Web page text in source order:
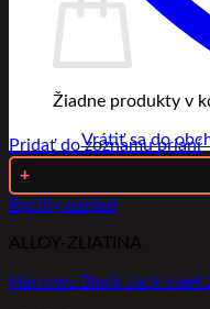
Žiadne produkty v
Vrátiť sa do
Pridať do zoznamu prianí
+
Rýchly náhľad
ALLOY-ZLIATINA
Harrows Black Jack steel